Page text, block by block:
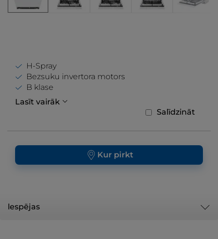
H-Spray
Bezsuku invertora motors
B klase
Lasīt vairāk
Salīdzināt
Kur pirkt
lespējas